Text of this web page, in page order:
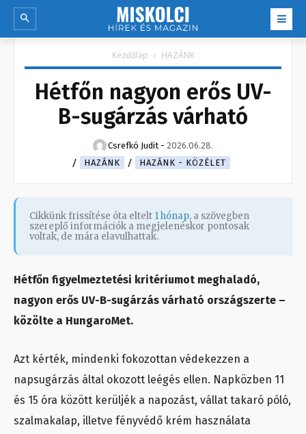
Kezdőlap HAZÁNK
Hétfőn nagyon erős UV-
B-sugárzás várható
Csrefkó Judit - 2026.06.28.
HAZÁNK
HAZÁNK - KÖZÉLET
Cikkünk frissítése óta eltelt 1 hónap, a szövegben
szereplő információk a megjelenéskor pontosak
voltak, de mára elavulhattak.
Hétfőn figyelmeztetési kritériumot meghaladó,
nagyon erős UV-B-sugárzás várható országszerte –
közölte a HungaroMet.
Azt kérték, mindenki fokozottan védekezzen a
napsugárzás által okozott leégés ellen. Napközben 11
és 15 óra között kerüljék a napozást, vállat takaró póló,
szalmakalap, illetve fényvédő krém használata